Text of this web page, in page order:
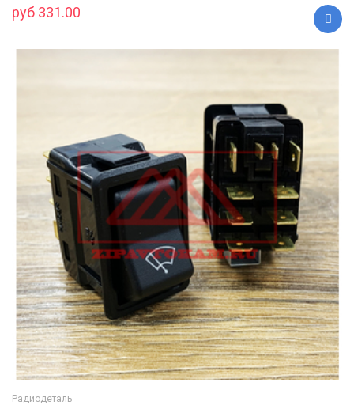
руб 331.00
Радиодеталь